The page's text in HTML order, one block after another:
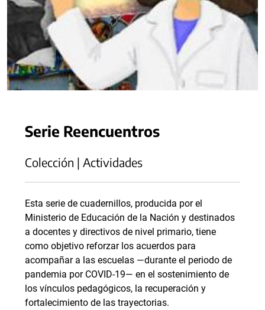
Serie Reencuentros
Colección | Actividades
Esta serie de cuadernillos, producida por el
Ministerio de Educación de la Nación y destinados
a docentes y directivos de nivel primario, tiene
como objetivo reforzar los acuerdos para
acompañar a las escuelas —durante el periodo de
pandemia por COVID-19— en el sostenimiento de
los vínculos pedagógicos, la recuperación y
fortalecimiento de las trayectorias.